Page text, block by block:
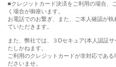
■クレジットカード決済をご利用の場合、
く場合が御座います。
お電話でのお繋ぎ、また、ご本人確認が
ていただきます。
また、弊社では、３Dセキュア(本人認証
たしかねます。
ご利用のクレジットカードが非対応であ
ださいませ。